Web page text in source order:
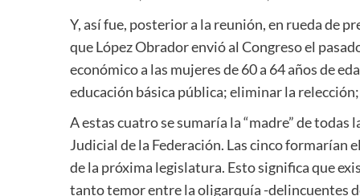
Y, así fue, posterior a la reunión, en rueda de
que López Obrador envió al Congreso el
económico a las mujeres de 60 a 64 años de
educación básica pública; eliminar la
A estas cuatro se sumaría la “madre” de
Judicial de la Federación. Las cinco formarían
de la próxima legislatura. Esto significa que
tanto temor entre la oligarquía -delincuentes